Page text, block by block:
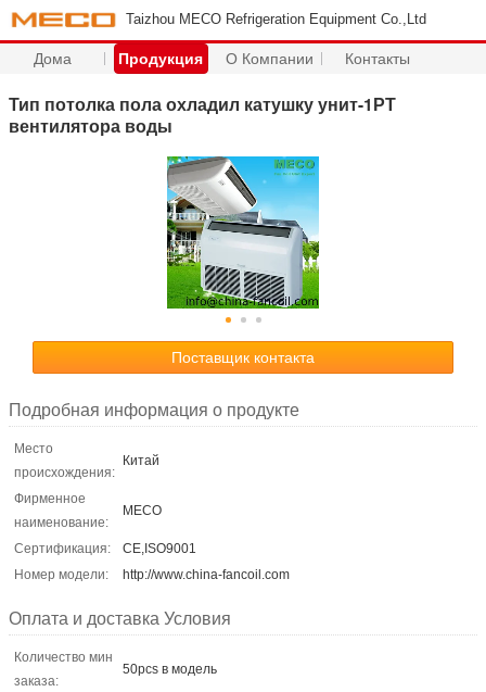
Taizhou MECO Refrigeration Equipment Co.,Ltd
Дома Продукция О Компании Контакты
Тип потолка пола охладил катушку унит-1РТ
вентилятора воды
Поставщик контакта
Подробная информация о продукте
Место
происхождения:
Китай
Фирменное
наименование:
MECO
Сертификация:
CE,ISO9001
Номер модели:
http://www.china-fancoil.com
Оплата и доставка Условия
Количество мин
заказа:
50pcs в модель